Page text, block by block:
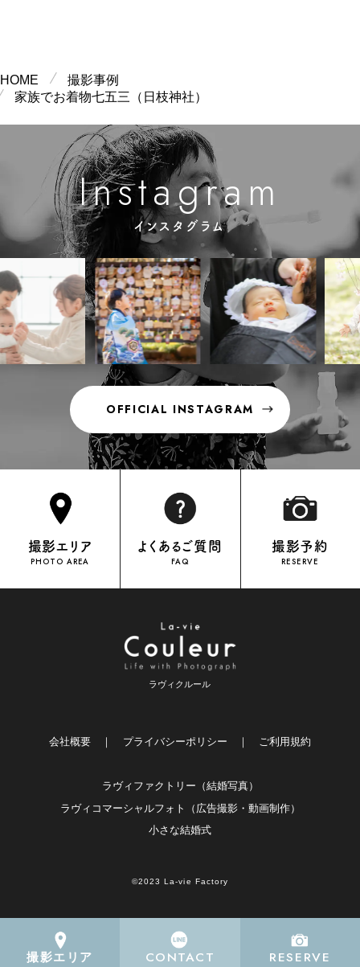
HOME
撮影事例
家族でお着物七五三（日枝神社）
Instagram
インスタグラム
OFFICIAL INSTAGRAM
OFFICIAL INSTAGRAM
撮影エリア CONTACT RESERVE
撮影エリア
PHOTO AREA
よくあるご質問
FAQ
撮影予約
RESERVE
ラヴィクルール
会社概要 ｜ プライバシーポリシー ｜ ご利用規約
ラヴィファクトリー（結婚写真）
ラヴィコマーシャルフォト（広告撮影・動画制作）
小さな結婚式
©2023 La-vie Factory